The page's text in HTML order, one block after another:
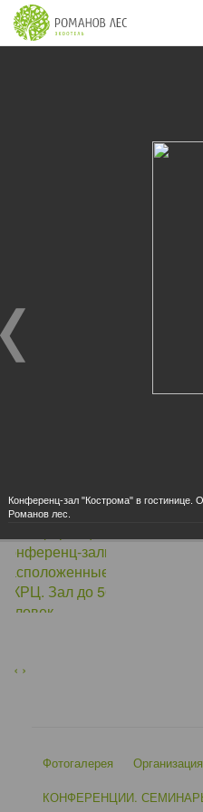
‹ ›
Фотогалерея
КОНФЕРЕНЦИИ.
из 13
Конференц-зал "Кострома" в гостинице.
Романов лес.